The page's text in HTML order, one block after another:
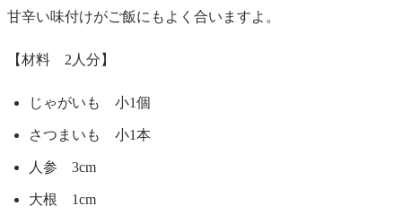
甘辛い味付けがご飯にもよく合いますよ。
【材料 2人分】
じゃがいも 小1個
さつまいも 小1本
人参 3cm
大根 1cm